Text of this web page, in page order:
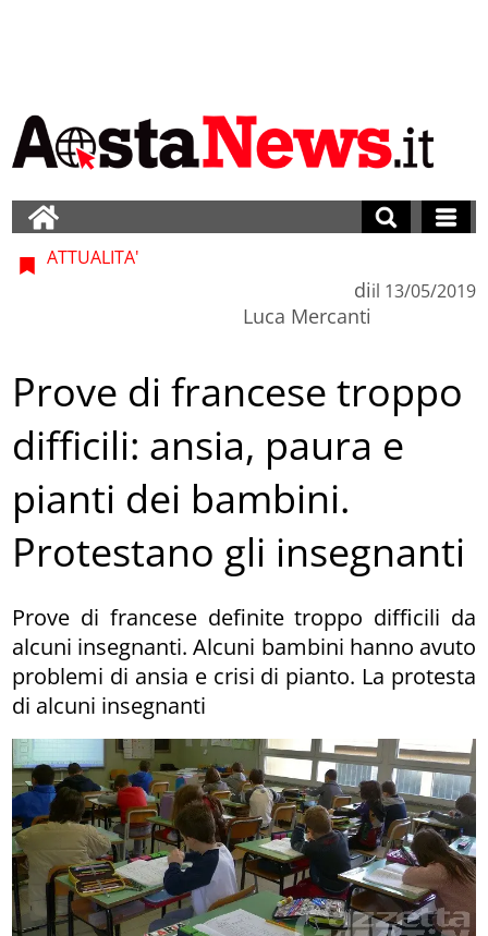
ATTUALITA'
di
Luca Mercanti
il 13/05/2019
Prove di francese troppo
difficili: ansia, paura e
pianti dei bambini.
Protestano gli insegnanti
Prove di francese definite troppo difficili da
alcuni insegnanti. Alcuni bambini hanno avuto
problemi di ansia e crisi di pianto. La protesta
di alcuni insegnanti